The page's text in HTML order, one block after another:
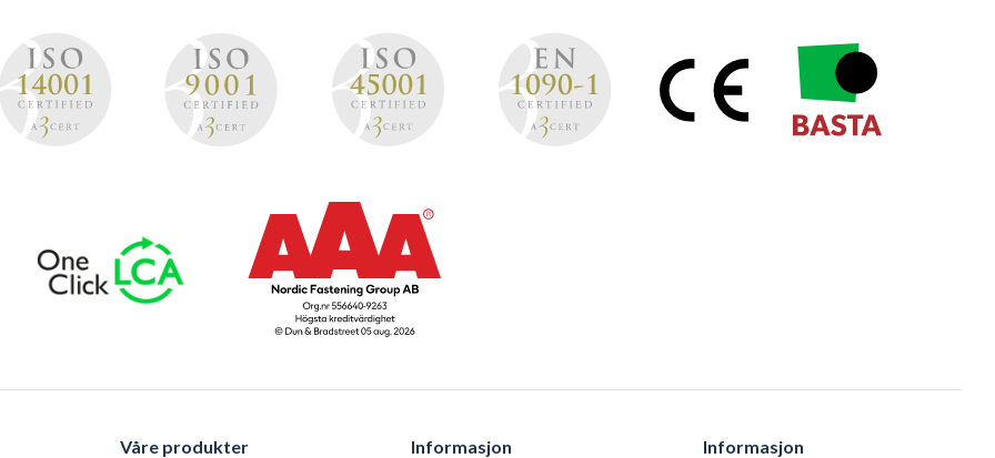
Våre produkter Informasjon Informasjon